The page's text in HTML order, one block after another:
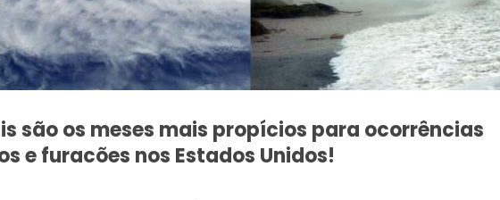
são os meses mais propícios para ocorrências
e furacões nos Estados Unidos!